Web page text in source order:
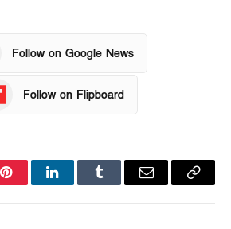
Follow on Google News
Follow on Flipboard
PinterestLinkedInTumblr Email
Copy